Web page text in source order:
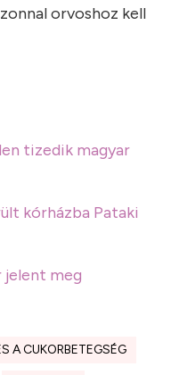
orvoshoz kell
tizedik magyar
kórházba Pataki
jelent meg
A CUKORBETEGSÉG